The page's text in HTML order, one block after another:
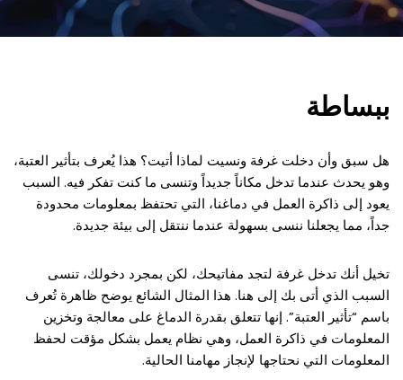
ببساطة
هل سبق وأن دخلت غرفة ونسيت لماذا أتيت؟ هذا يُعرف بتأثير العتبة،
وهو يحدث عندما تدخل مكاناً جديداً وتنسى ما كنت تفكر فيه. السبب
يعود إلى ذاكرة العمل في دماغنا، التي تحتفظ بمعلومات محدودة
جداً، مما يجعلنا ننسى بسهولة عندما ننتقل إلى بيئة جديدة.
تخيل أنك تدخل غرفة لتجد مفاتيحك، لكن بمجرد دخولك، تنسى
السبب الذي أتى بك إلى هنا. هذا المثال الشائع يوضح ظاهرة تُعرف
باسم “تأثير العتبة”. إنها تتعلق بقدرة الدماغ على معالجة وتخزين
المعلومات في ذاكرة العمل، وهي نظام يعمل بشكل مؤقت لحفظ
المعلومات التي نحتاجها لإنجاز مهامنا الحالية.